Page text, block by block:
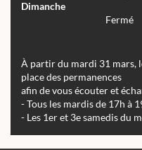
Dimanche
Fermé
À partir du mardi 31 mars,
place des permanences
afin de vous écouter et
- Tous les mardis de 17h à
- Les 1er et 3e samedis du